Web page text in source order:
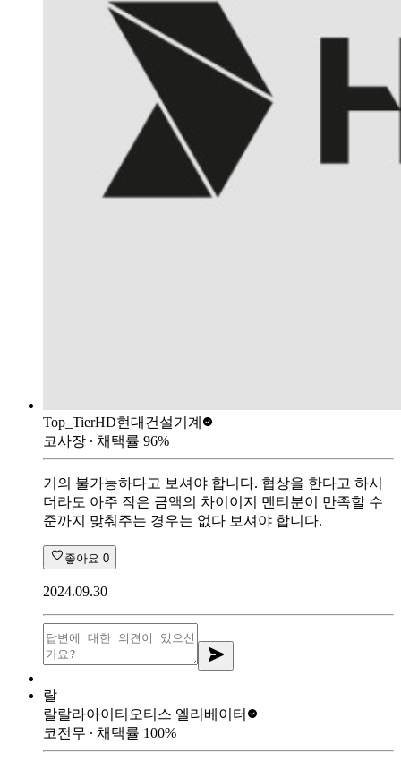
Top_TierHD현대건설기계
코사장 ∙ 채택률 96%
거의 불가능하다고 보셔야 합니다. 협상을 한다고 하시
더라도 아주 작은 금액의 차이이지 멘티분이 만족할 수
준까지 맞춰주는 경우는 없다 보셔야 합니다.
좋아요 0
2024.09.30
랄
랄랄라아이티 오티스 엘리베이터
코전무 ∙ 채택률 100%